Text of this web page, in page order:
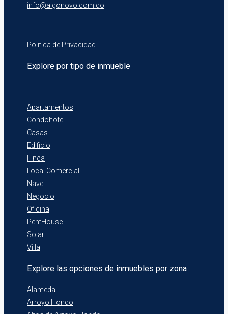
info@algonovo.com.do
Politica de Privacidad
Explore por tipo de inmueble
Apartamentos
Condohotel
Casas
Edificio
Finca
Local Comercial
Nave
Negocio
Oficina
PentHouse
Solar
Villa
Explore las opciones de inmuebles por zona
Alameda
Arroyo Hondo